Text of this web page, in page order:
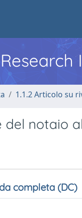
1.1.2 Articolo su
notaio
completa (DC)